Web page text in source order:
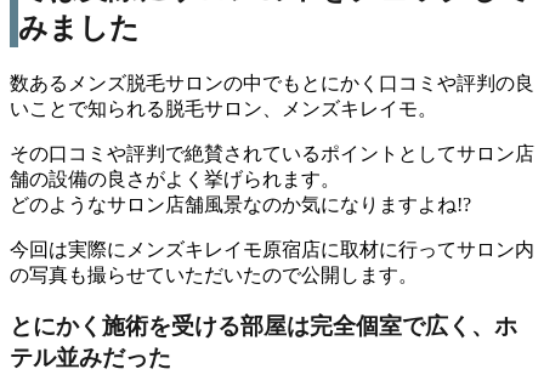
みました
数あるメンズ脱毛サロンの中でもとにかく口コミや評判の良
いことで知られる脱毛サロン、メンズキレイモ。
その口コミや評判で絶賛されているポイントとしてサロン店
舗の設備の良さがよく挙げられます。
どのようなサロン店舗風景なのか気になりますよね!?
今回は実際にメンズキレイモ原宿店に取材に行ってサロン内
の写真も撮らせていただいたので公開します。
とにかく施術を受ける部屋は完全個室で広く、ホ
テル並みだった